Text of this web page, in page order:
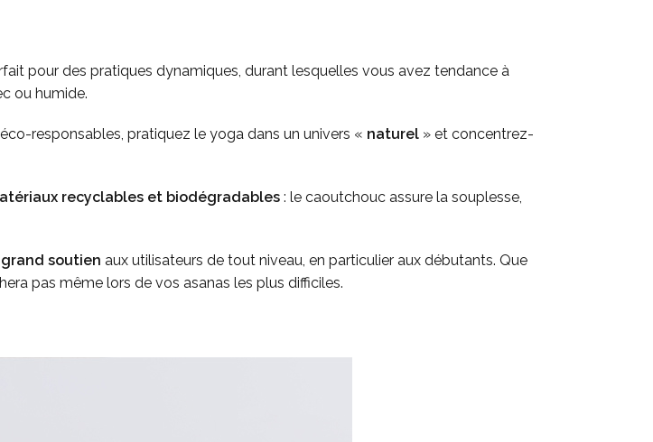
pour des pratiques dynamiques, durant lesquelles vous avez tendance à
ou humide.
responsables, pratiquez le yoga dans un univers « naturel » et concentrez-
recyclables et biodégradables : le caoutchouc assure la souplesse,
grand soutien aux utilisateurs de tout niveau, en particulier aux débutants. Que
pas même lors de vos asanas les plus difficiles.